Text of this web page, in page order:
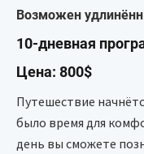
Возможен
10-дневная
Цена: 800$
Путешествие
было время для
день вы сможете